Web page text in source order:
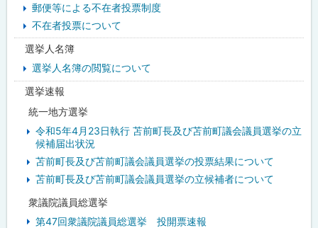
郵便等による不在者投票制度
不在者投票について
選挙人名簿
選挙人名簿の閲覧について
選挙速報
統一地方選挙
令和5年4月23日執行 苫前町長及び苫前町議会議員選挙の立
候補届出状況
苫前町長及び苫前町議会議員選挙の投票結果について
苫前町長及び苫前町議会議員選挙の立候補者について
衆議院議員総選挙
第47回衆議院議員総選挙 投開票速報